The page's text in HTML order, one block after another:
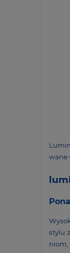
wane
stylu
niom,